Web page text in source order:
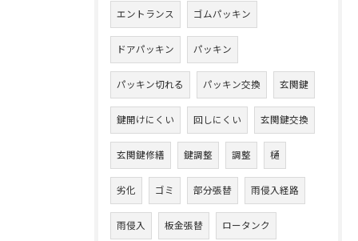
エントランス ゴムパッキン
ドアパッキン パッキン
パッキン切れる パッキン交換 玄関鍵
鍵開けにくい 回しにくい 玄関鍵交換
玄関鍵修繕 鍵調整 調整 樋
劣化 ゴミ 部分張替 雨侵入経路
雨侵入 板金張替 ロータンク